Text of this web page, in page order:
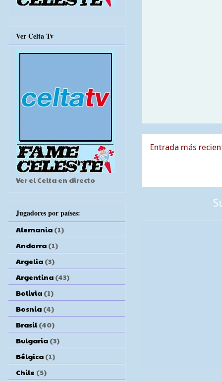
Entrada más
Ver Celta Tv
Ver el Celta en directo
Jugadores por países:
Alemania (1)
Andorra (1)
Argelia (3)
Argentina (43)
Bolivia (1)
Bosnia (4)
Brasil (40)
Bulgaria (3)
Bélgica (1)
Chile (5)